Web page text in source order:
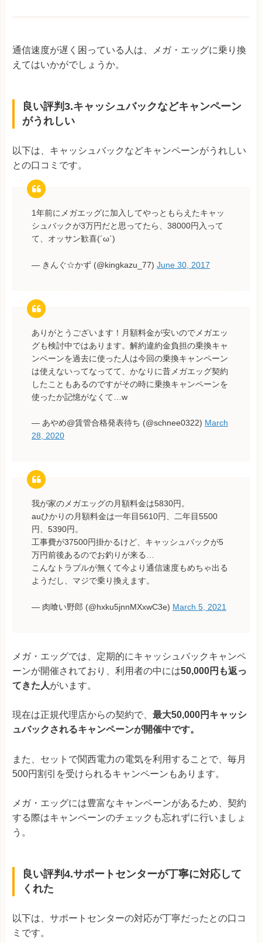
通信速度が遅く困っている人は、メガ・エッグに乗り換
えてはいかがでしょうか。
良い評判3.キャッシュバックなどキャンペーン
がうれしい
以下は、キャッシュバックなどキャンペーンがうれしい
との口コミです。
1年前にメガエッグに加入してやっともらえたキャッ
シュバックが3万円だと思ってたら、38000円入って
て、オッサン歓喜(´ω`)
— きんぐ☆かず (@kingkazu_77) June 30, 2017
ありがとうございます！月額料金が安いのでメガエッ
グも検討中ではあります。解約違約金負担の乗換キャ
ンペーンを過去に使った人は今回の乗換キャンペーン
は使えないってなってて、かなりに昔メガエッグ契約
したこともあるのですがその時に乗換キャンペーンを
使ったか記憶がなくて…w
— あやめ@賃管合格発表待ち (@schnee0322) March
28, 2020
我が家のメガエッグの月額料金は5830円。
auひかりの月額料金は一年目5610円、二年目5500
円、5390円。
工事費が37500円掛かるけど、キャッシュバックが5
万円前後あるのでお釣りが来る…
こんなトラブルが無くて今より通信速度もめちゃ出る
ようだし、マジで乗り換えます。
— 肉喰い野郎 (@hxku5jnnMXxwC3e) March 5, 2021
メガ・エッグでは、定期的にキャッシュバックキャンペ
ーンが開催されており、利用者の中には50,000円も返っ
てきた人がいます。
現在は正規代理店からの契約で、 最大50,000円キャッシ
ュバックされるキャンペーンが開催中です。
また、セットで関西電力の電気を利用することで、毎月
500円割引を受けられるキャンペーンもあります。
メガ・エッグには豊富なキャンペーンがあるため、契約
する際はキャンペーンのチェックも忘れずに行いましょ
う。
良い評判4.サポートセンターが丁寧に対応して
くれた
以下は、サポートセンターの対応が丁寧だったとの口コ
ミです。